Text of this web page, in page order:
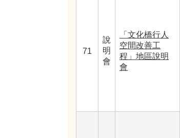
71
說
明
會
「文化橋行人
空間改善工
程」地區說明
會